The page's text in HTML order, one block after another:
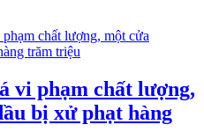
vi phạm chất lượng,
bị xử phạt hàng